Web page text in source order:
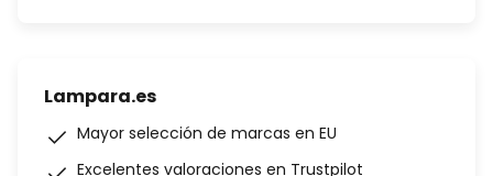
Lampara.es
Mayor selección de marcas en EU
Excelentes valoraciones en Trustpilot